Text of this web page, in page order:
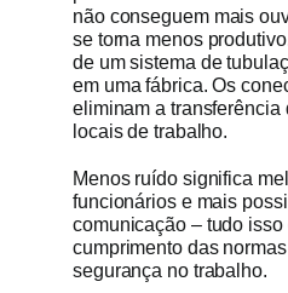
não conseguem mais
se torna menos
de um sistema de
em uma fábrica. Os
eliminam a transferência
locais de trabalho.
Menos ruído significa
funcionários e mais
comunicação – tudo
cumprimento das
segurança no trabalho.